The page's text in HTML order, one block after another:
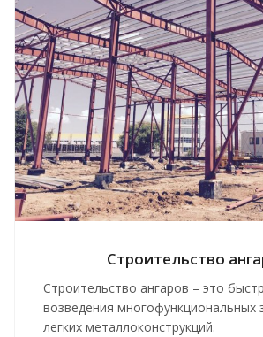
Строительство
Строительство ангаров – это
возведения многофункциональных
легких металлоконструкций.